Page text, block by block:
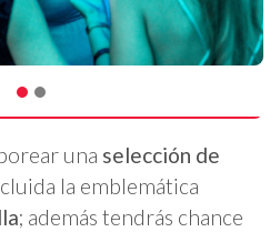
una selección de
la emblemática
; además tendrás chance